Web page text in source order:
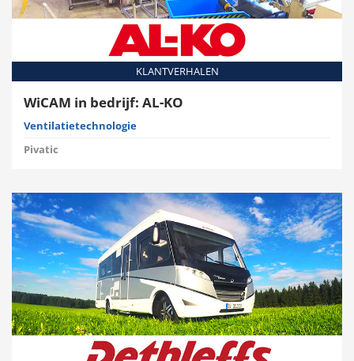
KLANTVERHALEN
WiCAM in bedrijf: AL-KO
Ventilatietechnologie
Pivatic